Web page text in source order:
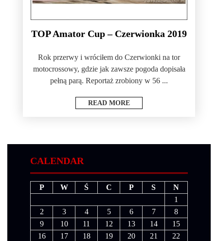
TOP Amator Cup – Czerwionka 2019
Rok przerwy i wróciłem do Czerwionki na tor
motocrossowy, gdzie jak zawsze pogoda dopisała
pełną parą. Reportaż zrobiony w 56 ...
READ MORE
CALENDAR
P W Ś C P S
N
1
2
3 4 5 6 7
8
9
10 11 12 13 14
15
16
17 18 19 20 21
22